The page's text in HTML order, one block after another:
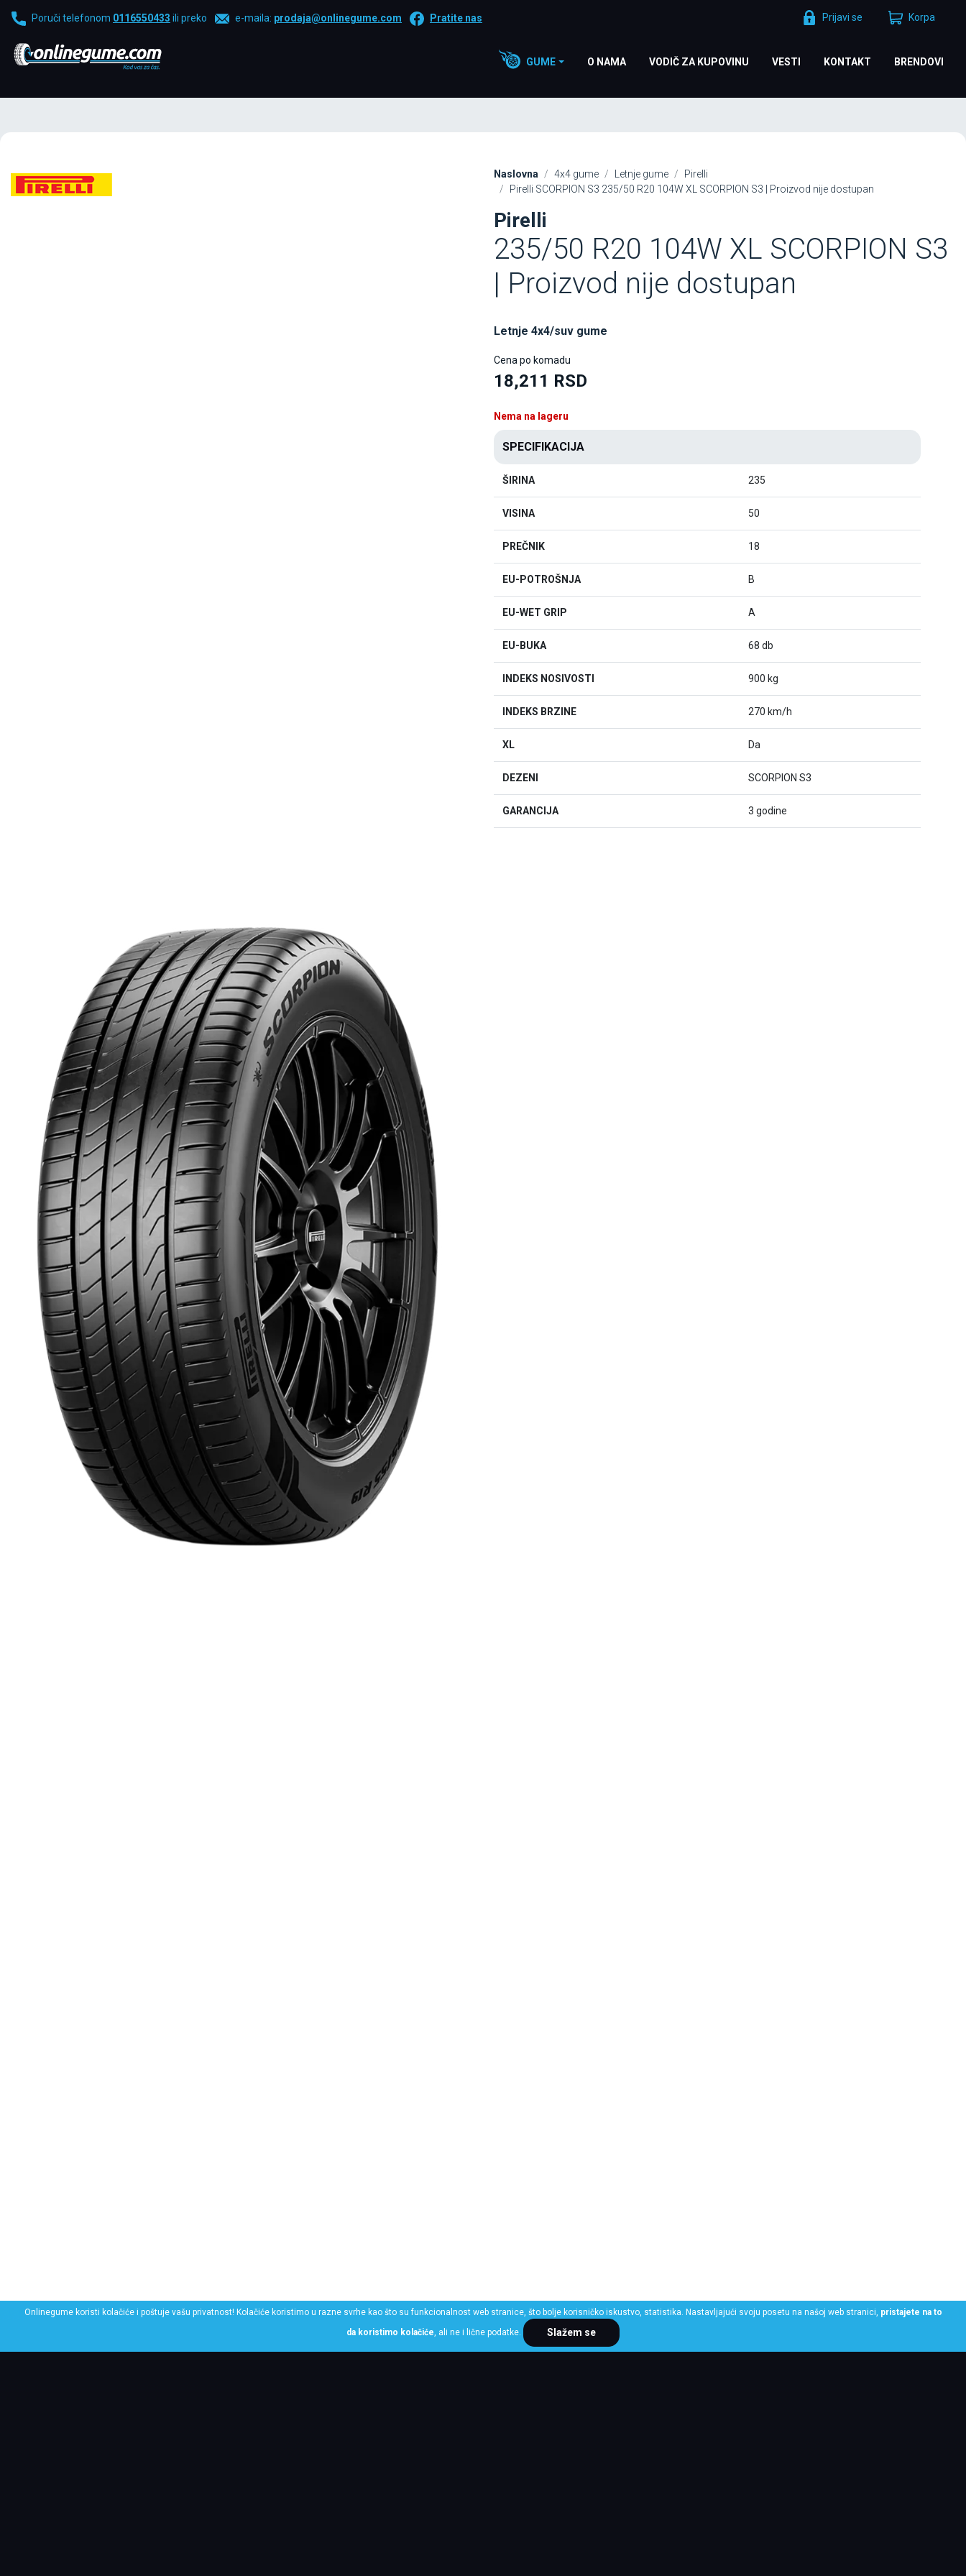
Poruči telefonom 0116550433 ili preko e-maila: prodaja@onlinegume.com Pratite nas Prijavi se Korpa
GUME O NAMA VODIČ ZA KUPOVINU VESTI KONTAKT BRENDOVI
Naslovna 4x4 gume Letnje gume
Pirelli
Pirelli SCORPION S3 235/50 R20 104W XL SCORPION S3 | Proizvod nije dostupan
Pirelli
235/50 R20 104W XL SCORPION S3
| Proizvod nije dostupan
Letnje 4x4/suv gume
Cena po komadu
18,211 RSD
Nema na lageru
SPECIFIKACIJA
ŠIRINA 235
VISINA 50
PREČNIK 18
EU-POTROŠNJA B
EU-WET GRIP A
EU-BUKA 68 db
INDEKS NOSIVOSTI 900 kg
INDEKS BRZINE 270 km/h
XL Da
DEZENI SCORPION S3
GARANCIJA 3 godine
Onlinegume koristi kolačiće i poštuje vašu privatnost! Kolačiće koristimo u razne svrhe kao što su funkcionalnost web stranice, što bolje korisničko iskustvo, statistika. Nastavljajući svoju posetu na našoj web stranici, pristajete na to
da koristimo kolačiće , ali ne i lične podatke. Slažem se